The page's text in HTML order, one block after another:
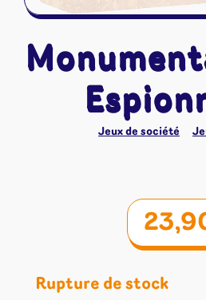
Jeux de société
Rupture de stock